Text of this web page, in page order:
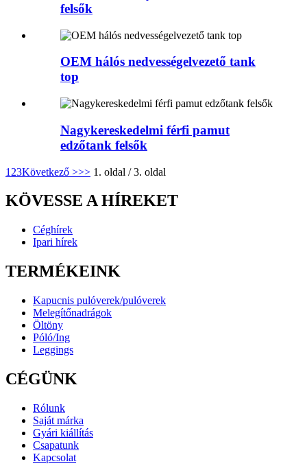
felsők
OEM hálós nedvességelvezető tank
top
Nagykereskedelmi férfi pamut
edzőtank felsők
1 23Következő >>> 1. oldal / 3. oldal
KÖVESSE A HÍREKET
Céghírek
Ipari hírek
TERMÉKEINK
Kapucnis pulóverek/pulóverek
Melegítőnadrágok
Öltöny
Póló/Ing
Leggings
CÉGÜNK
Rólunk
Saját márka
Gyári kiállítás
Csapatunk
Kapcsolat